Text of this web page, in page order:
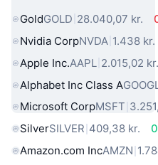
GoldGOLD 28.040,07 kr.
Nvidia CorpNVDA 1.438 kr.
Apple Inc.AAPL 2.015,02 kr.
Alphabet Inc Class A
Microsoft CorpMSFT
SilverSILVER 409,38 kr.
Amazon.com IncAMZN